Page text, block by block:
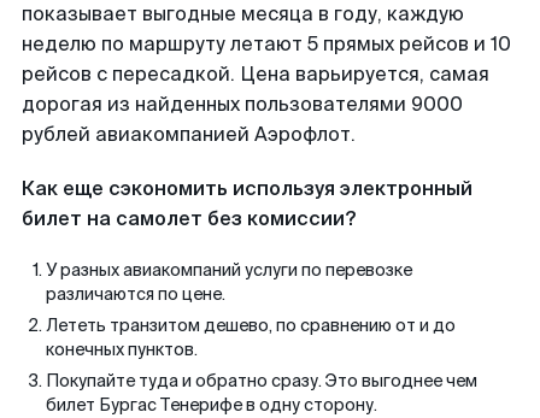
показывает выгодные месяца в году, каждую
неделю по маршруту летают 5 прямых рейсов и 10
рейсов с пересадкой. Цена варьируется, самая
дорогая из найденных пользователями 9000
рублей авиакомпанией Аэрофлот.
Как еще сэкономить используя электронный
билет на самолет без комиссии?
У разных авиакомпаний услуги по перевозке
различаются по цене.
Лететь транзитом дешево, по сравнению от и до
конечных пунктов.
Покупайте туда и обратно сразу. Это выгоднее чем
билет Бургас Тенерифе в одну сторону.